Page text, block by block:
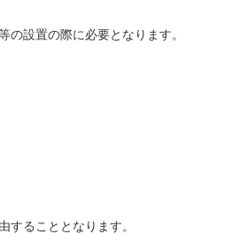
の設置の際に必要となります。
することとなります。